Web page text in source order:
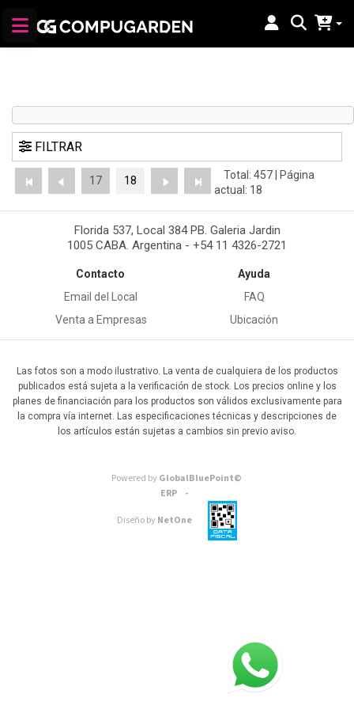
FILTRAR
17 18
Total: 457 | Página
actual: 18
Florida 537, Local 384 PB. Galeria Jardin
1005 CABA. Argentina - +54 11 4326-2721
Contacto
Email del Local
Venta a Empresas
Ayuda
FAQ
Ubicación
Las fotos son a modo ilustrativo. La venta de cualquiera de los productos
publicados está sujeta a la verificación de stock. Los precios online y los
planes de financiación para los productos son válidos exclusivamente para
la compra vía internet. Las especificaciones técnicas y descripciones de
los artículos están sujetas a cambios sin previo aviso.
Powered byGlobalBluePoint©
ERP -
Diseño byNetOne